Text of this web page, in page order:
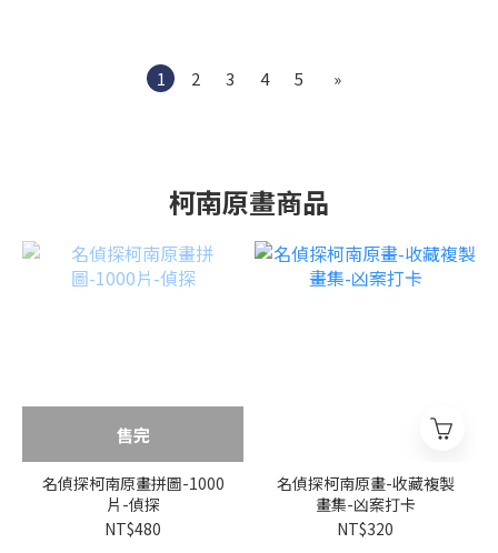
1 2 3 4 5 »
柯南原畫商品
售完
名偵探柯南原畫拼圖-1000
片-偵探
NT$480
名偵探柯南原畫-收藏複製
畫集-凶案打卡
NT$320